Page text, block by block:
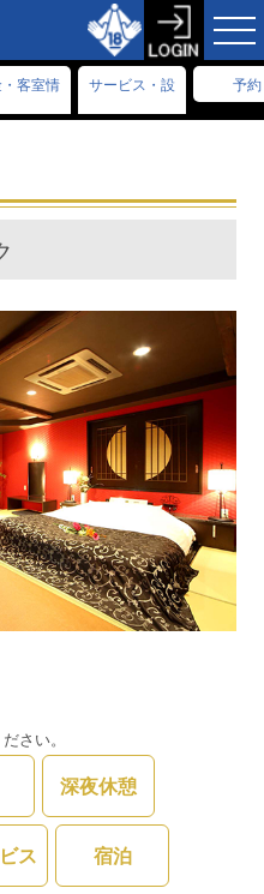
客室情
報
サービス・設
備情報
予約
さい。
深夜休憩
ス 宿泊